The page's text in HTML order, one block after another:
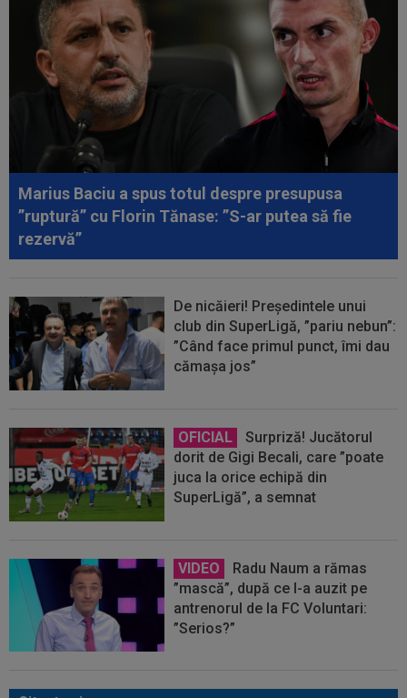
Marius Baciu a spus totul despre presupusa
”ruptură” cu Florin Tănase: ”S-ar putea să fie
rezervă”
De nicăieri! Președintele unui
club din SuperLigă, ”pariu nebun”:
”Când face primul punct, îmi dau
cămașa jos”
OFICIAL
Surpriză! Jucătorul
dorit de Gigi Becali, care ”poate
juca la orice echipă din
SuperLigă”, a semnat
VIDEO
Radu Naum a rămas
”mască”, după ce l-a auzit pe
antrenorul de la FC Voluntari:
”Serios?”